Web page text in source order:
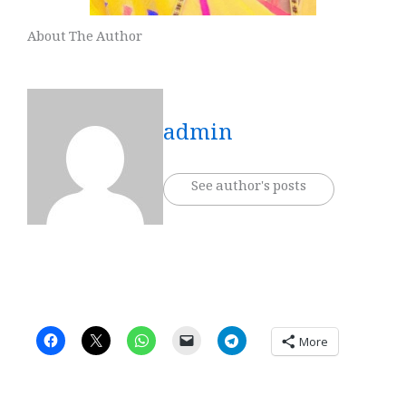
About The Author
admin
See author's posts
More